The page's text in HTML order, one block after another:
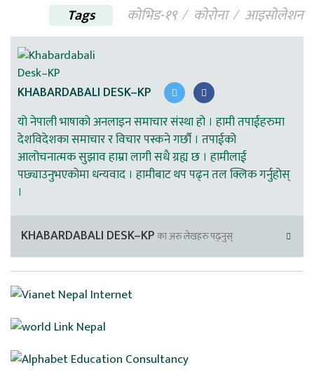
Tags कोभिड-१९ काेराेना आइसोलेशन
KHABARDABALI DESK–KP
यो नेपाली भाषाको अनलाइन समाचार संस्था हो । हामी तपाईहरुमा
देशविदेशका समाचार र विचार पस्कने गर्छौ । तपाईको
आलोचनात्मक सुझाव हाम्रा लागी सधै ग्रह्य छ । हामीलाई
पछ्याउनुभएकोमा धन्यवाद । हामीबाट थप पढ्न तल क्लिक गर्नुहोस्
।
KHABARDABALI DESK–KPका अरु लेखहरु पढ्नुस्